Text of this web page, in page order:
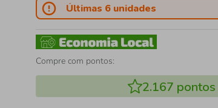
Últimas 6 unidades
Compre com pontos:
2.167 pontos